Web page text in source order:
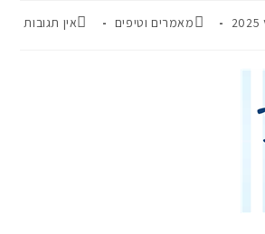
מאמרים וטיפים אין תגובות